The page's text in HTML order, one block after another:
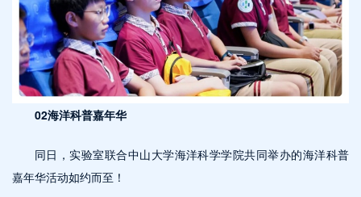
02海洋科普嘉年华
同日，实验室联合中山大学海洋科学学院共同举办的海洋科普
嘉年华活动如约而至！